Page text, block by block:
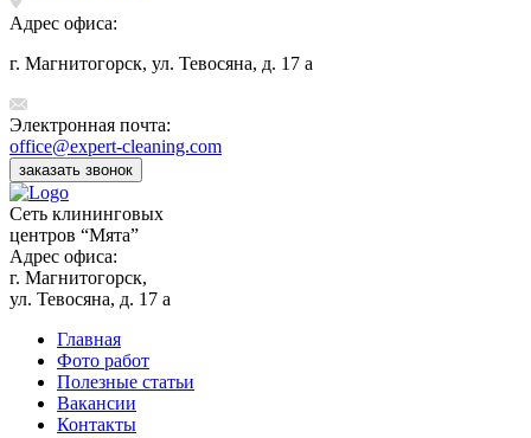
Адрес офиса:
г. Магнитогорск, ул. Тевосяна, д. 17 а
Электронная почта:
office@expert-cleaning.com
заказать звонок
Сеть клининговых
центров “Мята”
Адрес офиса:
г. Магнитогорск,
ул. Тевосяна, д. 17 а
Главная
Фото работ
Полезные статьи
Вакансии
Контакты